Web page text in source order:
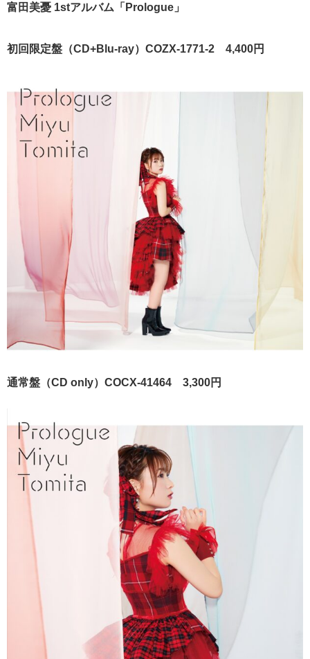
富田美憂 1stアルバム「Prologue」
初回限定盤（CD+Blu-ray）COZX-1771-2 4,400円
​通常盤（CD only）COCX-41464 3,300円